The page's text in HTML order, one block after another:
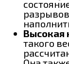
Высокая
такого